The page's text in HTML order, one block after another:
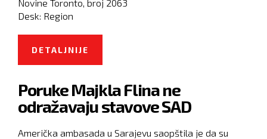
Novine Toronto, broj 2063
Desk: Region
DETALJNIJE
MARKA PERKOVIĆA TOMPSONA
Poruke Majkla Flina ne
odražavaju stavove SAD
Američka ambasada u Sarajevu saopštila je da su